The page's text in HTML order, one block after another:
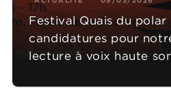
Festival Quais du polar
candidatures pour
lecture à voix haute